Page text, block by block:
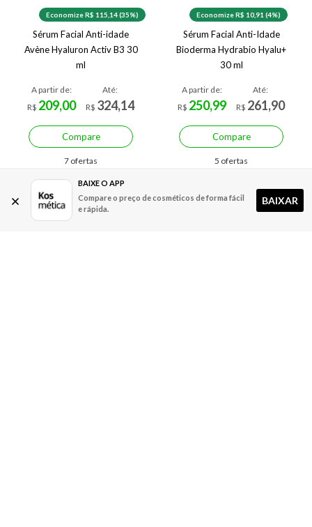
Economize R$ 115,14 (35%)
Sérum Facial Anti-idade
Avène Hyaluron Activ B3 30
ml
A partir de:
R$ 209,00
Até:
R$ 324,14
Compare
7 ofertas
Economize R$ 10,91 (4%)
Sérum Facial Anti-Idade
Bioderma Hydrabio Hyalu+
30 ml
A partir de:
R$ 250,99
Até:
R$ 261,90
Compare
5 ofertas
BAIXE O APP
Compare o preço de cosméticos de forma fácil
e rápida.
BAIXAR